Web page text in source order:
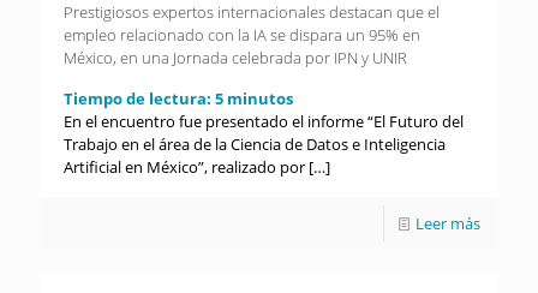
Prestigiosos expertos internacionales destacan que el
empleo relacionado con la IA se dispara un 95% en
México, en una Jornada celebrada por IPN y UNIR
Tiempo de lectura: 5 minutos
En el encuentro fue presentado el informe “El Futuro del
Trabajo en el área de la Ciencia de Datos e Inteligencia
Artificial en México”, realizado por […]
Leer más